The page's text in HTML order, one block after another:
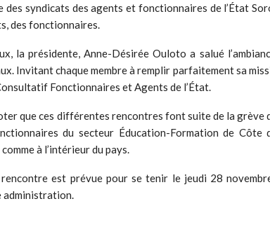
syndicats des agents et fonctionnaires de l’État
des fonctionnaires.
la présidente, Anne-Désirée Ouloto a salué
Invitant chaque membre à remplir parfaitement sa
Fonctionnaires et Agents de l’État.
que ces différentes rencontres font suite de la grève
du secteur Éducation-Formation de Côte
à l’intérieur du pays.
rencontre est prévue pour se tenir le jeudi 28
administration.